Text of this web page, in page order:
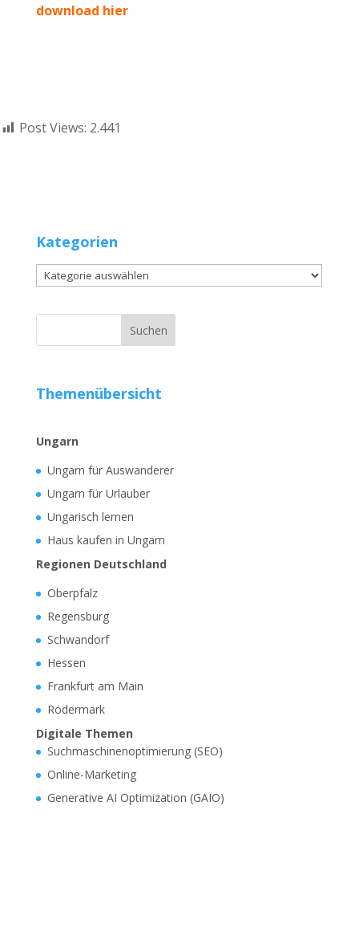
download hier
Post Views: 2.441
Kategorien
Kategorien
Themenübersicht
Ungarn
Ungarn für Auswanderer
Ungarn für Urlauber
Ungarisch lernen
Haus kaufen in Ungarn
Regionen Deutschland
Oberpfalz
Regensburg
Schwandorf
Hessen
Frankfurt am Main
Rödermark
Digitale Themen
Suchmaschinenoptimierung (SEO)
Online-Marketing
Generative AI Optimization (GAIO)